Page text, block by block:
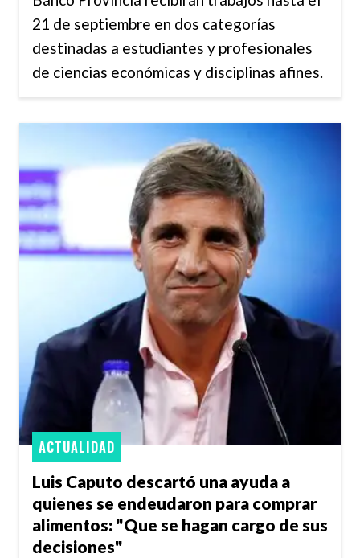
21 de septiembre en dos categorías
destinadas a estudiantes y profesionales
de ciencias económicas y disciplinas afines.
Luis Caputo descartó una ayuda a
quienes se endeudaron para comprar
alimentos: "Que se hagan cargo de sus
decisiones"
ACTUALIDAD